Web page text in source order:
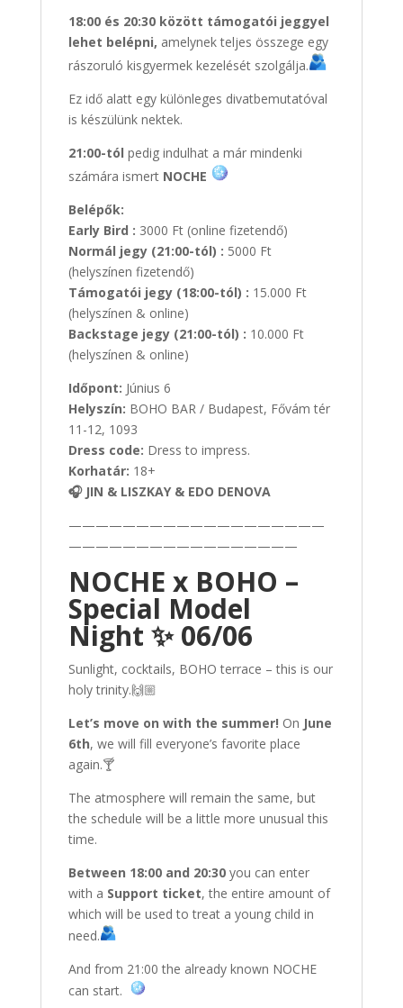
18:00 és 20:30 között támogatói jeggyel
lehet belépni, amelynek teljes összege egy
rászoruló kisgyermek kezelését szolgálja.
Ez idő alatt egy különleges divatbemutatóval
is készülünk nektek.
21:00-tól pedig indulhat a már mindenki
számára ismertNOCHE
Belépők:
Early Bird : 3000 Ft (online fizetendő)
Normál jegy (21:00-tól) : 5000 Ft
(helyszínen fizetendő)
Támogatói jegy (18:00-tól) : 15.000 Ft
(helyszínen & online)
Backstage jegy (21:00-tól) : 10.000 Ft
(helyszínen & online)
Időpont: Június 6
Helyszín: BOHO BAR / Budapest, Fővám tér
11-12, 1093
Dress code: Dress to impress.
Korhatár: 18+
🎧 JIN & LISZKAY & EDO DENOVA
———————————————————
—————————————————
NOCHE x BOHO –
Special Model
Night ✨ 06/06
Sunlight, cocktails, BOHO terrace – this is our
holy trinity.🙌🏼
Let’s move on with the summer! On June
6th, we will fill everyone’s favorite place
again.🍸
The atmosphere will remain the same, but
the schedule will be a little more unusual this
time.
Between 18:00 and 20:30you can enter
with a Support ticket, the entire amount of
which will be used to treat a young child in
need.
And from 21:00 the already known NOCHE
can start.